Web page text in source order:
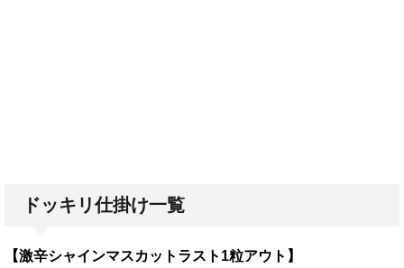
ドッキリ仕掛け一覧
【激辛シャインマスカットラスト1粒アウト】